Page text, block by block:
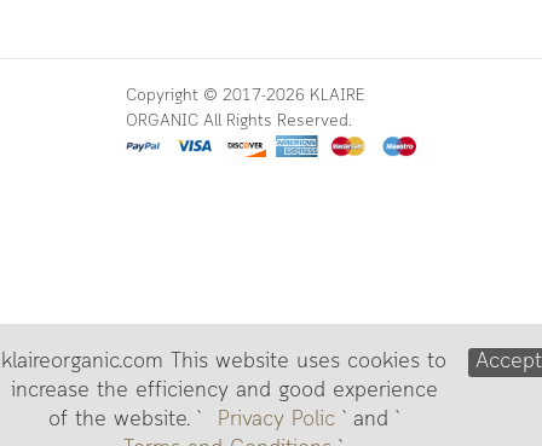
klaireorganic.com This website uses cookies to
increase the efficiency and good experience
of the website. `
Privacy Polic ` and `
Accept
Copyright © 2017-2026 KLAIRE
ORGANIC All Rights Reserved.